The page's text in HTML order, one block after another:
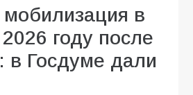
мобилизация в
году после
в Госдуме дали